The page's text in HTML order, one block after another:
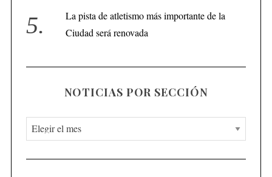
La pista de atletismo más importante de la
Ciudad será renovada
NOTICIAS POR SECCIÓN
N
o
t